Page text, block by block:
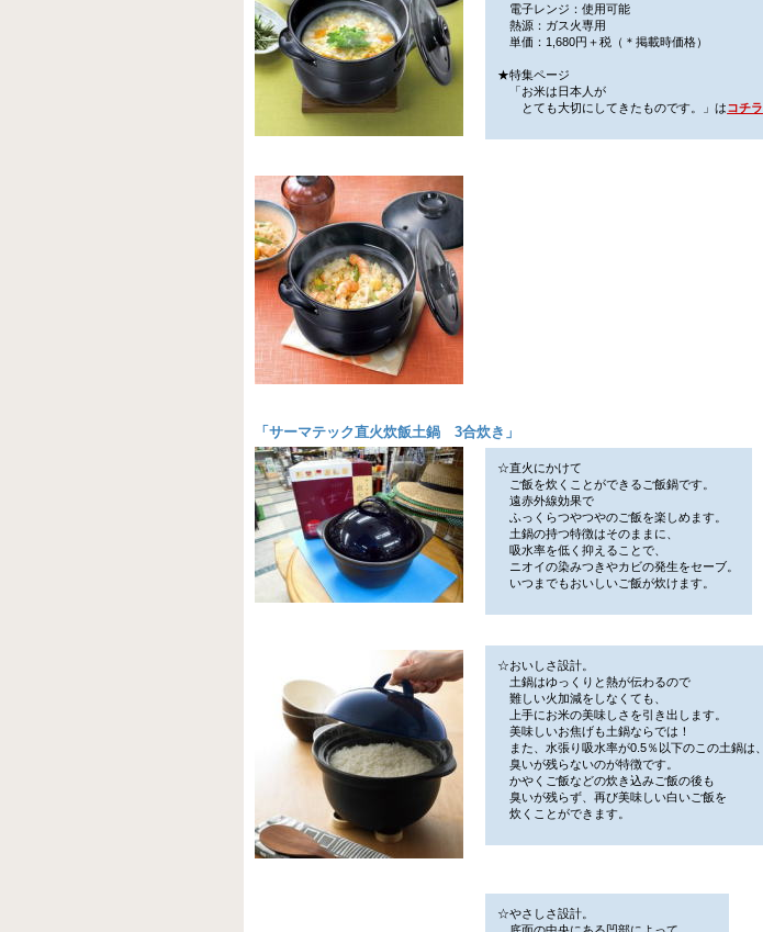
電子レンジ：使用可能
熱源：ガス火専用
単価：1,680円＋税（＊掲載時価格）
★特集ページ
「お米は日本人が
とても大切にしてきたものです。」はコチラ
「 サーマテック直火炊飯土鍋 3合炊き 」
☆直火にかけて
ご飯を炊くことができるご飯鍋です。
遠赤外線効果で
ふっくらつやつやのご飯を楽しめます。
土鍋の持つ特徴はそのままに、
吸水率を低く抑えることで、
ニオイの染みつきやカビの発生をセーブ。
いつまでもおいしいご飯が炊けます。
☆おいしさ設計。
土鍋はゆっくりと熱が伝わるので
難しい火加減をしなくても、
上手にお米の美味しさを引き出します。
美味しいお焦げも土鍋ならでは！
また、水張り吸水率が0.5％以下のこの土鍋は、
臭いが残らないのが特徴です。
かやくご飯などの炊き込みご飯の後も
臭いが残らず、再び美味しい白いご飯を
炊くことができます。
☆やさしさ設計。
底面の中央にある凹部によって